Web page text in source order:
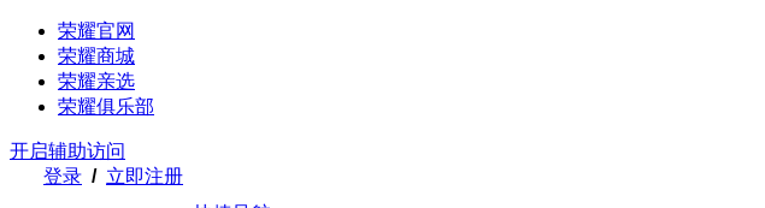
荣耀官网
荣耀商城
荣耀亲选
荣耀俱乐部
开启辅助访问
登录 / 立即注册